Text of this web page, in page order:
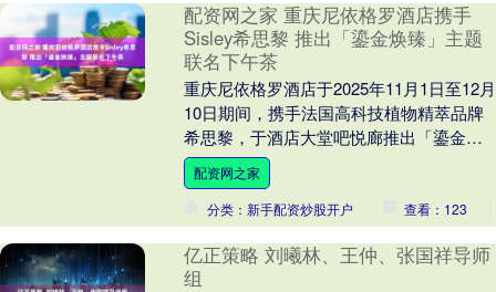
配资网之家 重庆尼依格罗酒店携手
Sisley希思黎 推出「鎏金焕臻」主题
联名下午茶
重庆尼依格罗酒店于2025年11月1日至12月
10日期间，携手法国高科技植物精萃品牌
希思黎，于酒店大堂吧悦廊推出「鎏金焕
臻」主题联名下午茶，共同打造一场奢韵
悠然....
配资网之家
分类：新手配资炒股开户
查看：123
亿正策略 刘曦林、王仲、张国祥导师
组